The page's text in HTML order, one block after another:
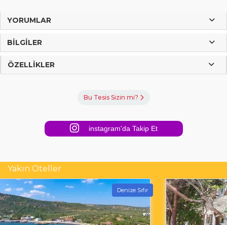
YORUMLAR
BILGILER
ÖZELLIKLER
Bu Tesis Sizin mi?
instagram'da Takip Et
Yakın Oteller
Denize Sıfır